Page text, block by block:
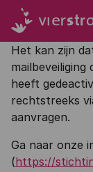
Het kan zijn
heeft
rechtstreeks
aanvragen.
Ga naar onze
(https://